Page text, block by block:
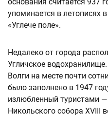
упоминается в летописях
«Углече поле».
Недалеко от города
Угличское
Волги на месте почти
было заполнено в 1947
излюбленный туристами
Никольского собора XVIII